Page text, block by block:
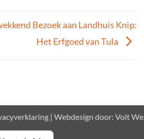
Bezoek aan Landhuis Knip:
Het Erfgoed van Tula
| Webdesign door: Volt